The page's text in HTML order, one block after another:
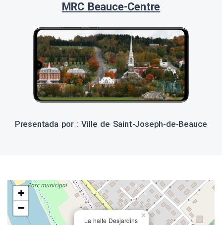
MRC Beauce-Centre
Presentada por : Ville de Saint-Joseph-de-Beauce
La halte Desjardins
×
+
−